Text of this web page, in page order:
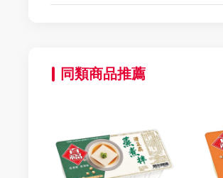
同類商品推薦